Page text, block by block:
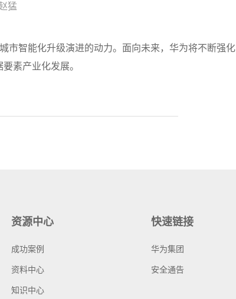
猛
市智能化升级演进的动力。面向未来，华为将不断强化
素产业化发展。
资源中心
成功案例
资料中心
知识中心
快速链接
华为集团
安全通告